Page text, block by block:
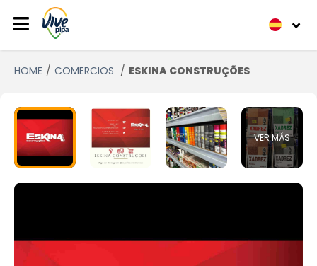
HOME COMERCIOS ESKINA CONSTRUÇÕES
VER MÁS